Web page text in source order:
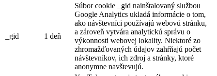
_gid 1 deň
Súbor cookie _gid nainštalovaný službou
Google Analytics ukladá informácie o tom,
ako návštevníci používajú webovú stránku,
a zároveň vytvára analytickú správu o
výkonnosti webovej lokality. Niektoré zo
zhromažďovaných údajov zahŕňajú počet
návštevníkov, ich zdroj a stránky, ktoré
anonymne navštevujú.